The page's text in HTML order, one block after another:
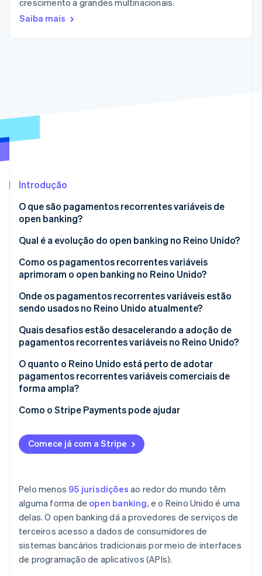
Veja o que está chegando
Radar
Prevenção de fraudes
Stripe Sessions 2026
Veja como a Stripe está construindo a infraestrutura
Assista agora
crescimento a grandes multinacionais.
Saiba mais
Introdução
O que são pagamentos recorrentes variáveis de
open banking?
Qual é a evolução do open banking no Reino Unido?
Como os pagamentos recorrentes variáveis
aprimoram o open banking no Reino Unido?
Onde os pagamentos recorrentes variáveis estão
sendo usados no Reino Unido atualmente?
Quais desafios estão desacelerando a adoção de
pagamentos recorrentes variáveis no Reino Unido?
O quanto o Reino Unido está perto de adotar
pagamentos recorrentes variáveis comerciais de
forma ampla?
Como o Stripe Payments pode ajudar
Comece já com a Stripe
Pelo menos 95 jurisdições ao redor do mundo têm
alguma forma de open banking, e o Reino Unido é uma
delas. O open banking dá a provedores de serviços de
terceiros acesso a dados de consumidores de
sistemas bancários tradicionais por meio de interfaces
de programação de aplicativos (APIs).